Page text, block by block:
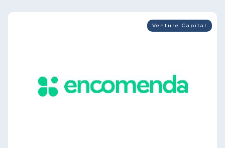
Venture Capital